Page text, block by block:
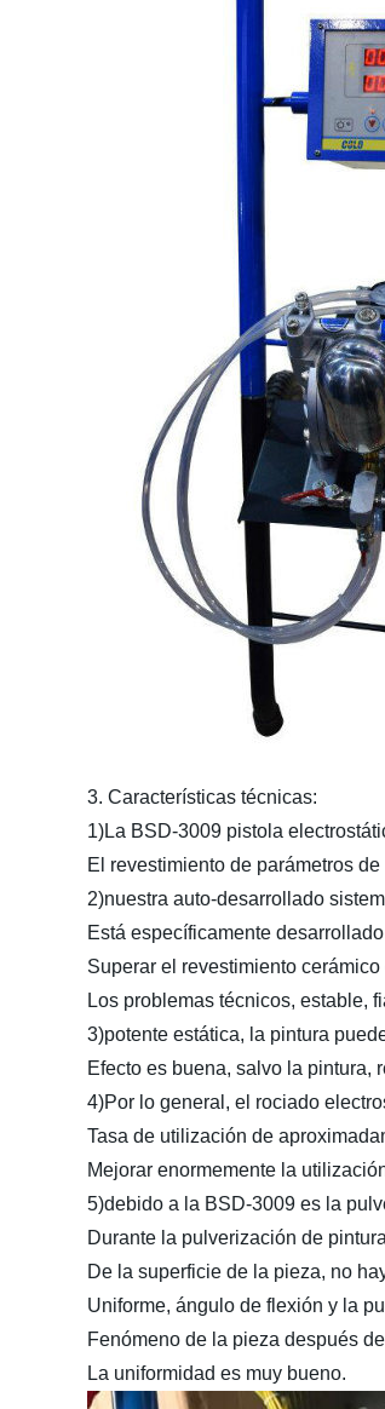
3. Características técnicas:
1)La BSD-3009 pistola
El revestimiento de parámetros
2)nuestra auto-desarrollado
Está específicamente
Superar el revestimiento
Los problemas técnicos, estable,
3)potente estática, la pintura
Efecto es buena, salvo la pintura,
4)Por lo general, el rociado
Tasa de utilización de
Mejorar enormemente la
5)debido a la BSD-3009 es la
Durante la pulverización de
De la superficie de la pieza, no
Uniforme, ángulo de flexión y la
Fenómeno de la pieza después
La uniformidad es muy bueno.